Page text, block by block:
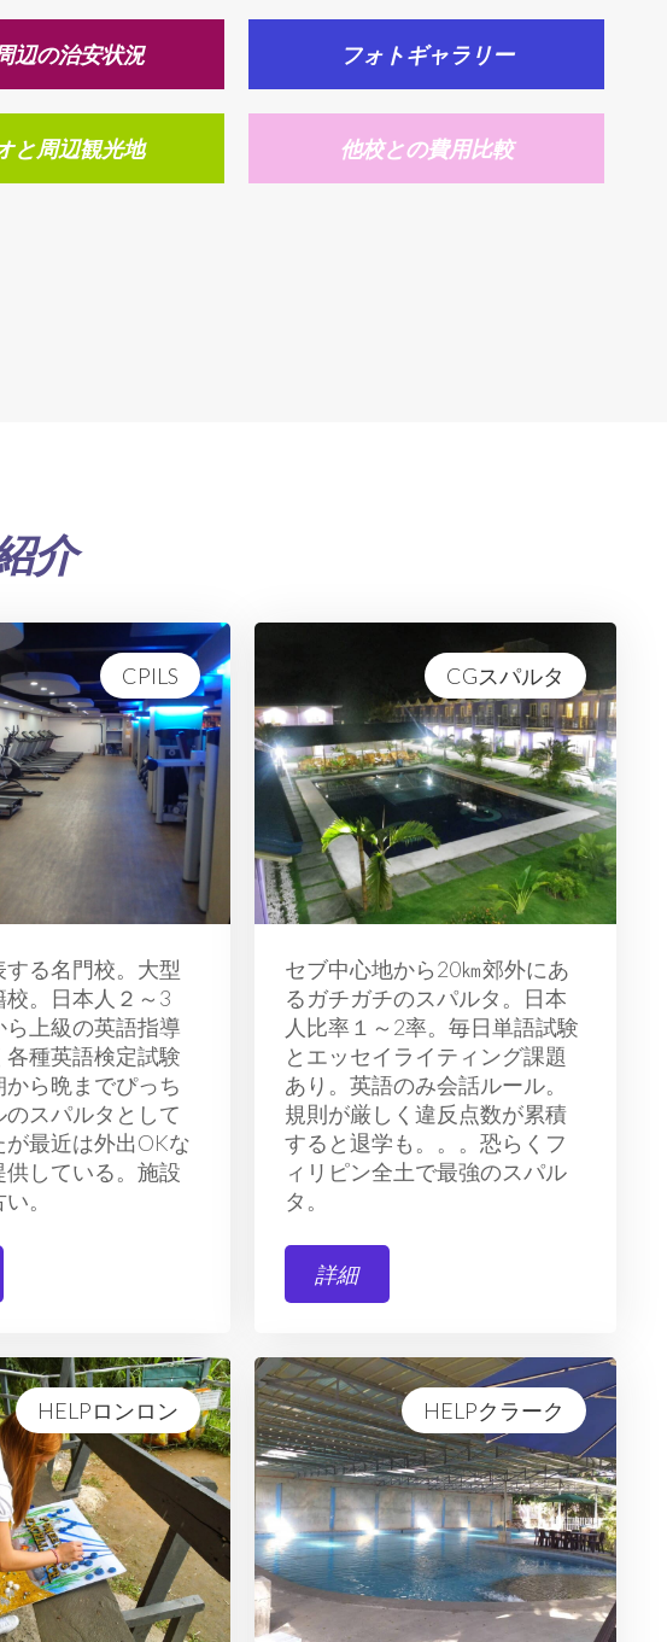
辺の治安状況
と周辺観光地
フォトギャラリー
他校との費用比較
介
CPILS
する名門校。大型
。日本人２～3
上級の英語指導
各種英語検定試験
から晩までぴっち
のスパルタとして
最近は外出OKな
供している。施設
。
HELPロンロン
CGスパルタ
セブ中心地から20㎞郊外にあ
るガチガチのスパルタ。日本
人比率１～2率。毎日単語試験
とエッセイライティング課題
あり。英語のみ会話ルール。
規則が厳しく違反点数が累積
すると退学も。。。恐らくフ
ィリピン全土で最強のスパル
タ。
詳細
HELPクラーク